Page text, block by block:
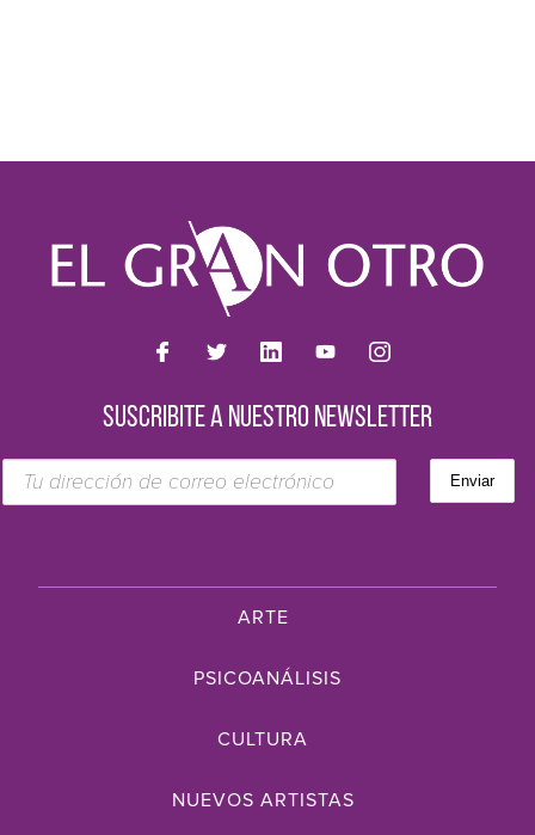
SUSCRIBITE A NUESTRO NEWSLETTER
ARTE
PSICOANÁLISIS
CULTURA
NUEVOS ARTISTAS